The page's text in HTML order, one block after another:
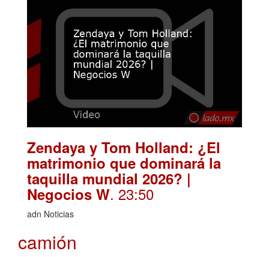
Zendaya y Tom Holland: ¿El
matrimonio que dominará la
taquilla mundial 2026? |
Negocios W. 23:50
adn Noticias
camión